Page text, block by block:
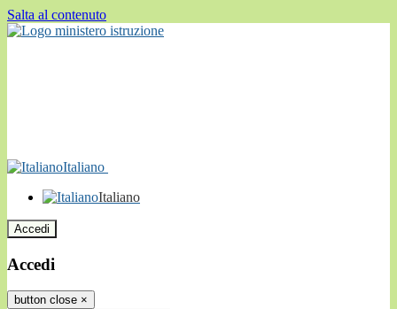
Salta al contenuto
Italiano
Italiano
Accedi
Accedi
button close ×